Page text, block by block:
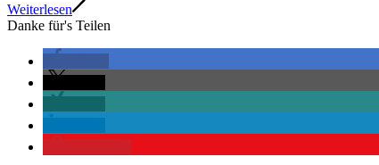
Weiterlesen
Danke für's Teilen